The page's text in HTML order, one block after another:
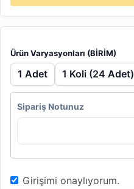
Ürün Varyasyonları (BİRİM)
1 Adet 1 Koli (24 Adet)
Sipariş Notunuz
Girişimi onaylıyorum.